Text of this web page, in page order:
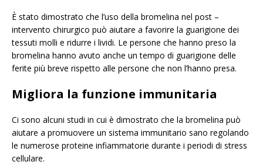
È stato dimostrato che l’uso della bromelina nel post –
intervento chirurgico può aiutare a favorire la guarigione dei
tessuti molli e ridurre i lividi. Le persone che hanno preso la
bromelina hanno avuto anche un tempo di guarigione delle
ferite più breve rispetto alle persone che non l’hanno presa.
Migliora la funzione immunitaria
Ci sono alcuni studi in cui è dimostrato che la bromelina può
aiutare a promuovere un sistema immunitario sano regolando
le numerose proteine ​​infiammatorie durante i periodi di stress
cellulare.